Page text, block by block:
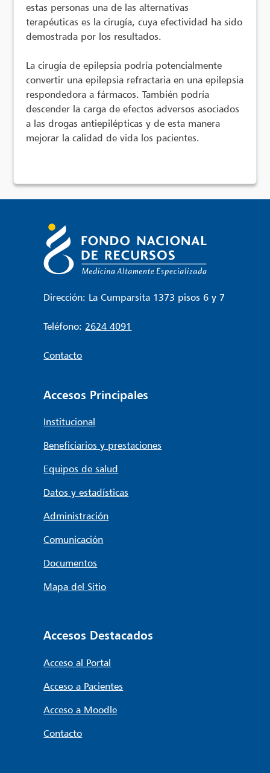
estas personas una de las alternativas
terapéuticas es la cirugía, cuya efectividad ha sido
demostrada por los resultados.
La cirugía de epilepsia podría potencialmente
convertir una epilepsia refractaria en una epilepsia
respondedora a fármacos. También podría
descender la carga de efectos adversos asociados
a las drogas antiepilépticas y de esta manera
mejorar la calidad de vida los pacientes.
Dirección: La Cumparsita 1373 pisos 6 y 7
Teléfono: 2624 4091
Contacto
Accesos Principales
Institucional
Beneficiarios y prestaciones
Equipos de salud
Datos y estadísticas
Administración
Comunicación
Documentos
Mapa del Sitio
Accesos Destacados
Acceso al Portal
Acceso a Pacientes
Acceso a Moodle
Contacto